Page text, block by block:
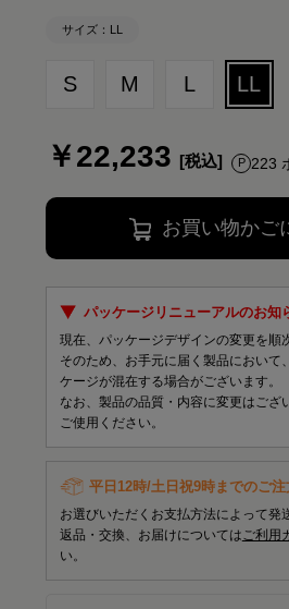
サイズ：LL
S M L LL
￥22,233 223
お買い物かご
パッケージリニューアルのお知
現在、パッケージデザインの変更を順
そのため、お手元に届く製品において
ケージが混在する場合がございます。
なお、製品の品質・内容に変更はござ
ご使用ください。
平日12時/土日祝9時までのご
お選びいただくお支払方法によって発
返品・交換、お届けについてはご利用
い。